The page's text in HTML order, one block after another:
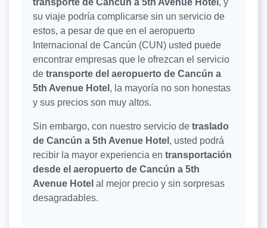
transporte de Cancún a 5th Avenue Hotel , y
su viaje podría complicarse sin un servicio de
estos, a pesar de que en el aeropuerto
Internacional de Cancún (CUN) usted puede
encontrar empresas que le ofrezcan el servicio
de transporte del aeropuerto de Cancún a
5th Avenue Hotel , la mayoría no son honestas
y sus precios son muy altos.
Sin embargo, con nuestro servicio de traslado
de Cancún a 5th Avenue Hotel , usted podrá
recibir la mayor experiencia en transportación
desde el aeropuerto de Cancún a 5th
Avenue Hotel al mejor precio y sin sorpresas
desagradables.